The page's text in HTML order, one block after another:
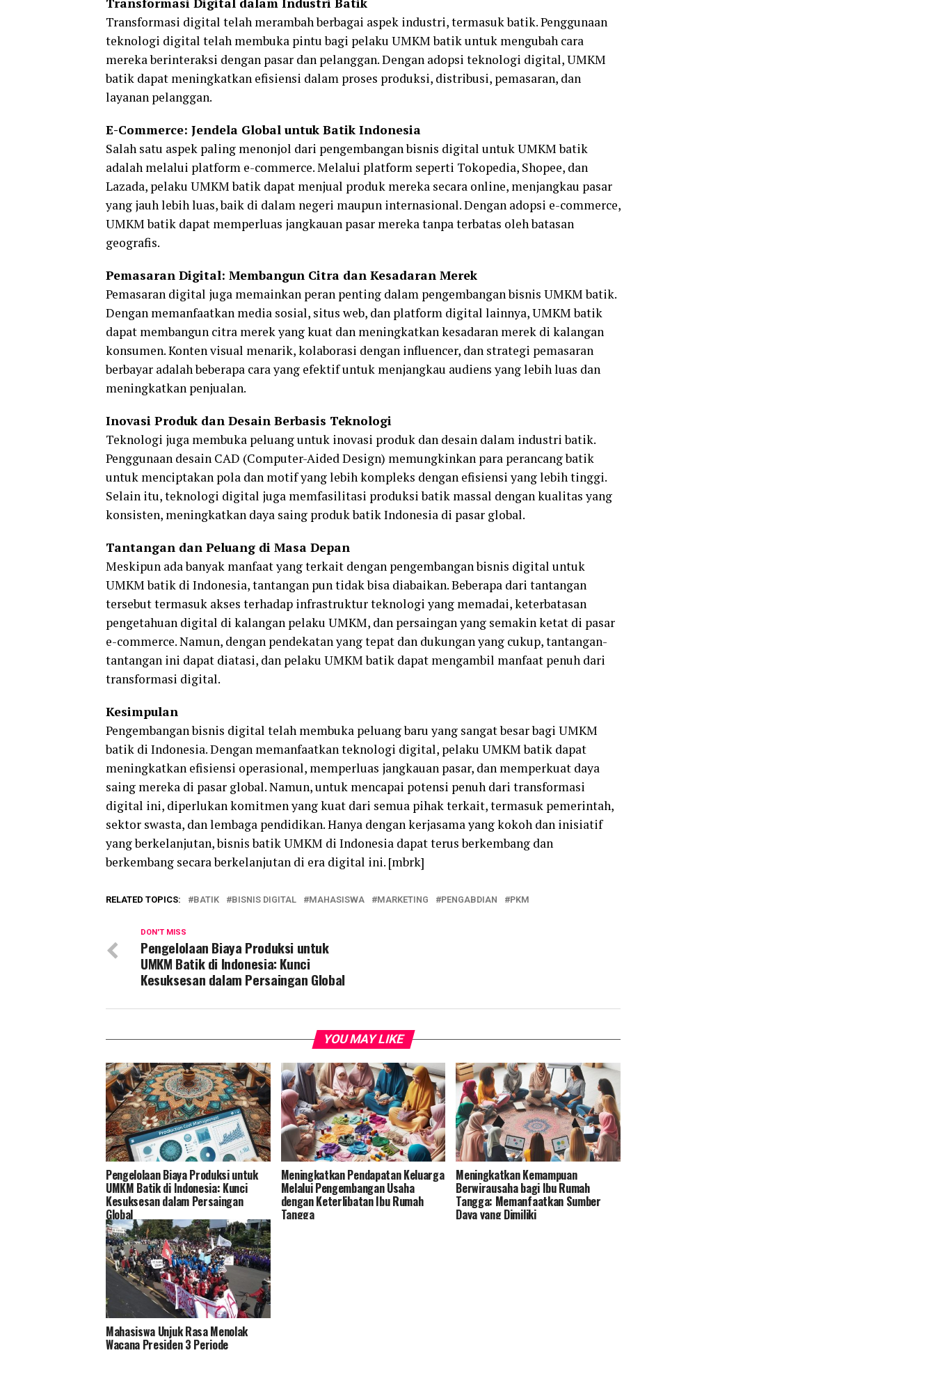
Transformasi digital telah merambah berbagai aspek industri, termasuk batik. Penggunaan
teknologi digital telah membuka pintu bagi pelaku UMKM batik untuk mengubah cara
mereka berinteraksi dengan pasar dan pelanggan. Dengan adopsi teknologi digital, UMKM
batik dapat meningkatkan efisiensi dalam proses produksi, distribusi, pemasaran, dan
layanan pelanggan.
E-Commerce: Jendela Global untuk Batik Indonesia
Salah satu aspek paling menonjol dari pengembangan bisnis digital untuk UMKM batik
adalah melalui platform e-commerce. Melalui platform seperti Tokopedia, Shopee, dan
Lazada, pelaku UMKM batik dapat menjual produk mereka secara online, menjangkau pasar
yang jauh lebih luas, baik di dalam negeri maupun internasional. Dengan adopsi e-commerce,
UMKM batik dapat memperluas jangkauan pasar mereka tanpa terbatas oleh batasan
geografis.
Pemasaran Digital: Membangun Citra dan Kesadaran Merek
Pemasaran digital juga memainkan peran penting dalam pengembangan bisnis UMKM batik.
Dengan memanfaatkan media sosial, situs web, dan platform digital lainnya, UMKM batik
dapat membangun citra merek yang kuat dan meningkatkan kesadaran merek di kalangan
konsumen. Konten visual menarik, kolaborasi dengan influencer, dan strategi pemasaran
berbayar adalah beberapa cara yang efektif untuk menjangkau audiens yang lebih luas dan
meningkatkan penjualan.
Inovasi Produk dan Desain Berbasis Teknologi
Teknologi juga membuka peluang untuk inovasi produk dan desain dalam industri batik.
Penggunaan desain CAD (Computer-Aided Design) memungkinkan para perancang batik
untuk menciptakan pola dan motif yang lebih kompleks dengan efisiensi yang lebih tinggi.
Selain itu, teknologi digital juga memfasilitasi produksi batik massal dengan kualitas yang
konsisten, meningkatkan daya saing produk batik Indonesia di pasar global.
Tantangan dan Peluang di Masa Depan
Meskipun ada banyak manfaat yang terkait dengan pengembangan bisnis digital untuk
UMKM batik di Indonesia, tantangan pun tidak bisa diabaikan. Beberapa dari tantangan
tersebut termasuk akses terhadap infrastruktur teknologi yang memadai, keterbatasan
pengetahuan digital di kalangan pelaku UMKM, dan persaingan yang semakin ketat di pasar
e-commerce. Namun, dengan pendekatan yang tepat dan dukungan yang cukup, tantangan-
tantangan ini dapat diatasi, dan pelaku UMKM batik dapat mengambil manfaat penuh dari
transformasi digital.
Kesimpulan
Pengembangan bisnis digital telah membuka peluang baru yang sangat besar bagi UMKM
batik di Indonesia. Dengan memanfaatkan teknologi digital, pelaku UMKM batik dapat
meningkatkan efisiensi operasional, memperluas jangkauan pasar, dan memperkuat daya
saing mereka di pasar global. Namun, untuk mencapai potensi penuh dari transformasi
digital ini, diperlukan komitmen yang kuat dari semua pihak terkait, termasuk pemerintah,
sektor swasta, dan lembaga pendidikan. Hanya dengan kerjasama yang kokoh dan inisiatif
yang berkelanjutan, bisnis batik UMKM di Indonesia dapat terus berkembang dan
berkembang secara berkelanjutan di era digital ini. [mbrk]
RELATED TOPICS: BATIK BISNIS DIGITAL MAHASISWA MARKETING PENGABDIAN PKM
DON'T MISS
Pengelolaan Biaya Produksi untuk
UMKM Batik di Indonesia: Kunci
Kesuksesan dalam Persaingan Global
YOU MAY LIKE
Pengelolaan Biaya Produksi untuk
UMKM Batik di Indonesia: Kunci
Kesuksesan dalam Persaingan
Global
Meningkatkan Pendapatan Keluarga
Melalui Pengembangan Usaha
dengan Keterlibatan Ibu Rumah
Tangga
Meningkatkan Kemampuan
Berwirausaha bagi Ibu Rumah
Tangga: Memanfaatkan Sumber
Daya yang Dimiliki
Mahasiswa Unjuk Rasa Menolak
Wacana Presiden 3 Periode